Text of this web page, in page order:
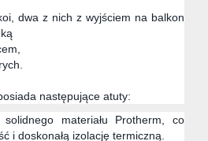
dwa z nich z wyjściem na balkon
następujące atuty:
materiału Protherm, co
i doskonałą izolację termiczną.